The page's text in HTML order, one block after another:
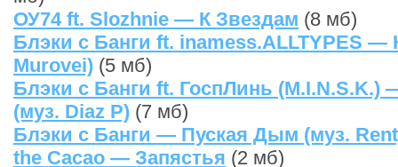
ОУ74 ft. Slozhnie — К Звездам (8 мб)
Блэки с Банги ft. inamess.ALLTYPES —
Murovei) (5 мб)
Блэки с Банги ft. ГоспЛинь (M.I.N.S.K.)
(муз. Diaz P) (7 мб)
Блэки с Банги — Пуская Дым (муз.
the Сacao — Запястья (2 мб)